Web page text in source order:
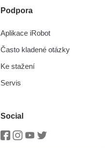
Podpora
Aplikace iRobot
Často kladené otázky
Ke stažení
Servis
Social
Facebook
Instagram
Youtube